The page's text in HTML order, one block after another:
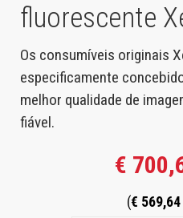
fluorescente
Os consumíveis originais
especificamente
melhor qualidade de
fiável.
€
(€ 569,64